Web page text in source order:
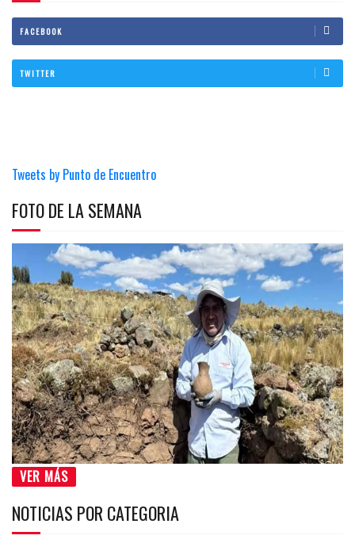
FACEBOOK
TWITTER
Tweets by Punto de Encuentro
FOTO DE LA SEMANA
VER MÁS
NOTICIAS POR CATEGORIA